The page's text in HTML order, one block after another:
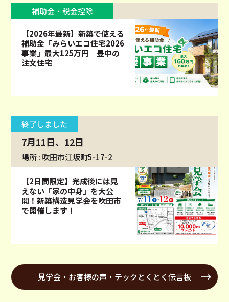
補助金・税金控除
【2026年最新】新築で使える
補助金「みらいエコ住宅2026
事業」最大125万円｜豊中の
注文住宅
終了しました
7月11日、12日
場所 : 吹田市江坂町5-17-2
【2日間限定】完成後には見
えない「家の中身」を大公
開！新築構造見学会を吹田市
で開催します！
見学会・お客様の声・テックとくとく伝言板